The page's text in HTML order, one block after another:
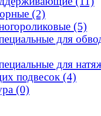
(2)
(5)
для
для
подвесок(4)
(0)